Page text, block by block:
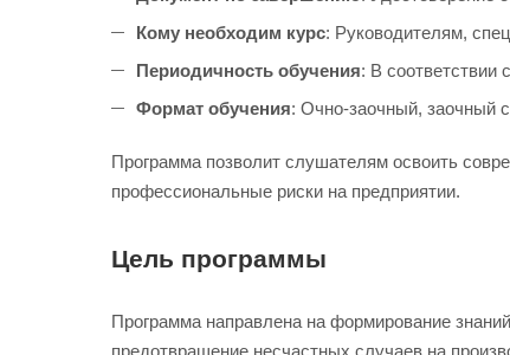
Кому необходим курс: Руководителям,
Периодичность обучения: В соответствии
Формат обучения: Очно-заочный, заочный
Программа позволит слушателям освоить
профессиональные риски на предприятии.
Цель программы
Программа направлена на формирование